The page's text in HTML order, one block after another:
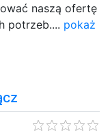
naszą ofertę
potrzeb.... pokaż